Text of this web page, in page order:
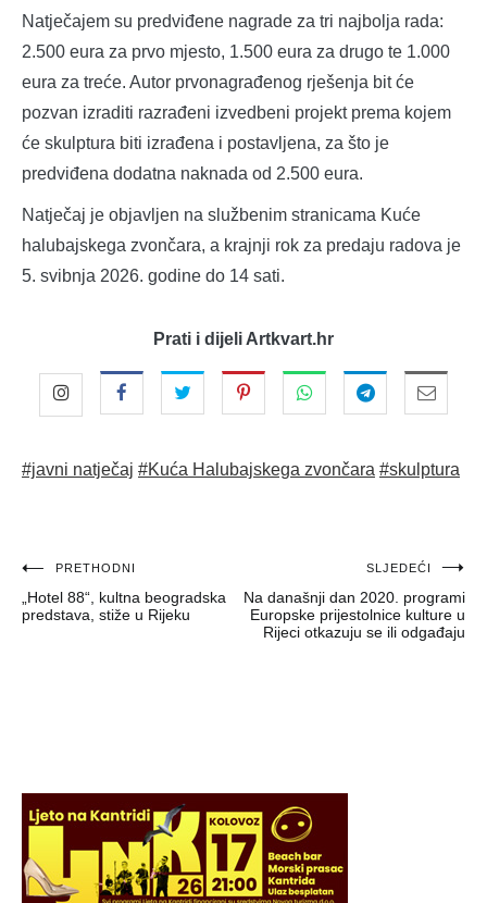
Natječajem su predviđene nagrade za tri najbolja rada:
2.500 eura za prvo mjesto, 1.500 eura za drugo te 1.000
eura za treće. Autor prvonagrađenog rješenja bit će
pozvan izraditi razrađeni izvedbeni projekt prema kojem
će skulptura biti izrađena i postavljena, za što je
predviđena dodatna naknada od 2.500 eura.
Natječaj je objavljen na službenim stranicama Kuće
halubajskega zvončara, a krajnji rok za predaju radova je
5. svibnja 2026. godine do 14 sati.
Prati i dijeli Artkvart.hr
#javni natječaj #Kuća Halubajskega zvončara #skulptura
Navigacija
objava
PRETHODNI
„Hotel 88“, kultna beogradska
predstava, stiže u Rijeku
SLJEDEĆI
Na današnji dan 2020. programi
Europske prijestolnice kulture u
Rijeci otkazuju se ili odgađaju